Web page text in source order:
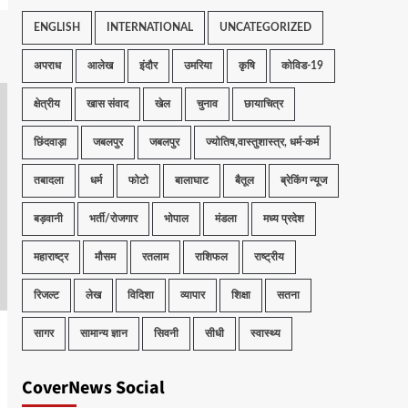
ENGLISH INTERNATIONAL UNCATEGORIZED
अपराध आलेख इंदौर उमरिया कृषि कोविड-19
क्षेत्रीय खास संवाद खेल चुनाव छायाचित्र
छिंदवाड़ा जबलपुर जबलपुर ज्योतिष,वास्तुशास्त्र, धर्म-कर्म
तबादला धर्म फोटो बालाघाट बैतूल ब्रेकिंग न्यूज
बड़वानी भर्ती/रोजगार भोपाल मंडला मध्य प्रदेश
महाराष्ट्र मौसम रतलाम राशिफल राष्ट्रीय
रिजल्ट लेख विदिशा व्यापार शिक्षा सतना
सागर सामान्य ज्ञान सिवनी सीधी स्वास्थ्य
CoverNews Social